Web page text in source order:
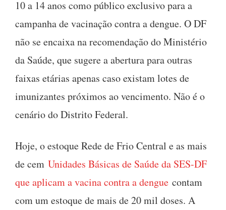
10 a 14 anos como público exclusivo para a
campanha de vacinação contra a dengue. O DF
não se encaixa na recomendação do Ministério
da Saúde, que sugere a abertura para outras
faixas etárias apenas caso existam lotes de
imunizantes próximos ao vencimento. Não é o
cenário do Distrito Federal.
Hoje, o estoque Rede de Frio Central e as mais
de cem Unidades Básicas de Saúde da SES-DF
que aplicam a vacina contra a dengue contam
com um estoque de mais de 20 mil doses. A